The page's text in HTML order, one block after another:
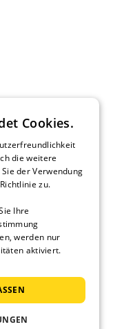
Cookies.
die weitere
der Verwendung
zu.
Ihre
werden nur
aktiviert.